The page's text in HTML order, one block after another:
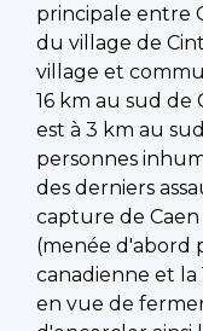
principale entre
du village de
village et
16 km au sud de
est à 3 km au
personnes
des derniers
capture de
(menée d'abord
canadienne et la
en vue de